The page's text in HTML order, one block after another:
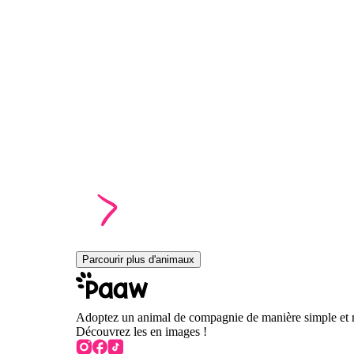
Parcourir plus d'animaux
Adoptez un animal de compagnie de manière simple et
Découvrez les en images !